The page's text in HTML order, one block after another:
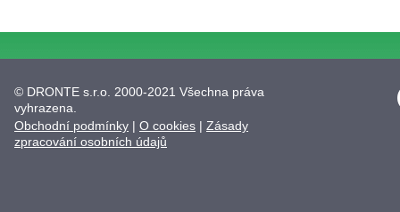
© DRONTE s.r.o. 2000-2021 Všechna práva
vyhrazena.
Obchodní podmínky | O cookies | Zásady
zpracování osobních údajů